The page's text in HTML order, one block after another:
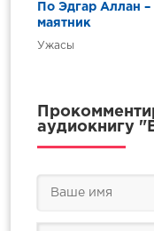
По Эдгар Аллан
маятник
Ужасы
аудиокнигу